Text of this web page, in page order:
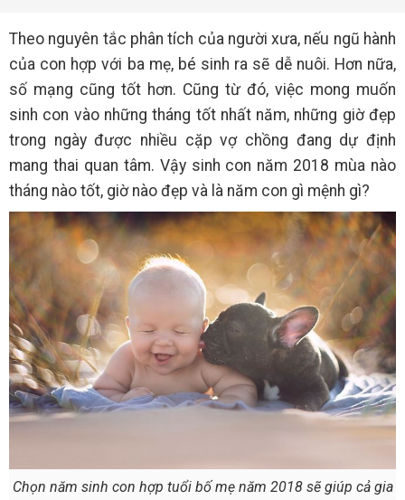
Theo nguyên tắc phân tích của người xưa, nếu ngũ hành
của con hợp với ba mẹ, bé sinh ra sẽ dễ nuôi. Hơn nữa,
số mạng cũng tốt hơn. Cũng từ đó, việc mong muốn
sinh con vào những tháng tốt nhất năm, những giờ đẹp
trong ngày được nhiều cặp vợ chồng đang dự định
mang thai quan tâm. Vậy sinh con năm 2018 mùa nào
tháng nào tốt, giờ nào đẹp và là năm con gì mệnh gì?
Chọn năm sinh con hợp tuổi bố mẹ năm 2018 sẽ giúp cả gia